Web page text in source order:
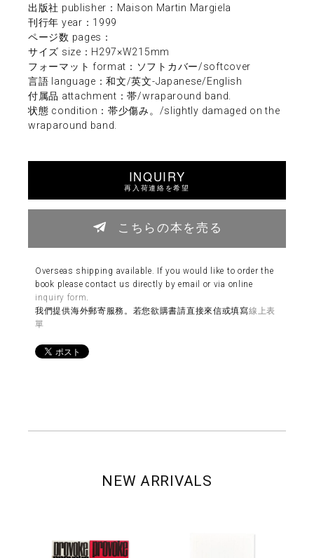
出版社 publisher：Maison Martin Margiela
刊行年 year：1999
ページ数 pages：
サイズ size：H297×W215mm
フォーマット format：ソフトカバー/softcover
言語 language：和文/英文-Japanese/English
付属品 attachment：帯/wraparound band.
状態 condition：帯少傷み。/slightly damaged on the
wraparound band.
INQUIRY
再入荷連絡を希望
こちらの本を売る
Overseas shipping available. If you would like to order the
book please contact us directly by email or via online
inquiry form
我們提供海外郵寄服務。若您欲購書請直接來信或填寫線上表
單
NEW ARRIVALS